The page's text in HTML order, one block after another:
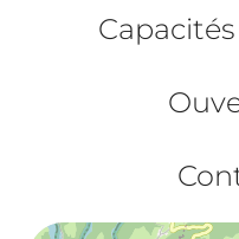
Capacités